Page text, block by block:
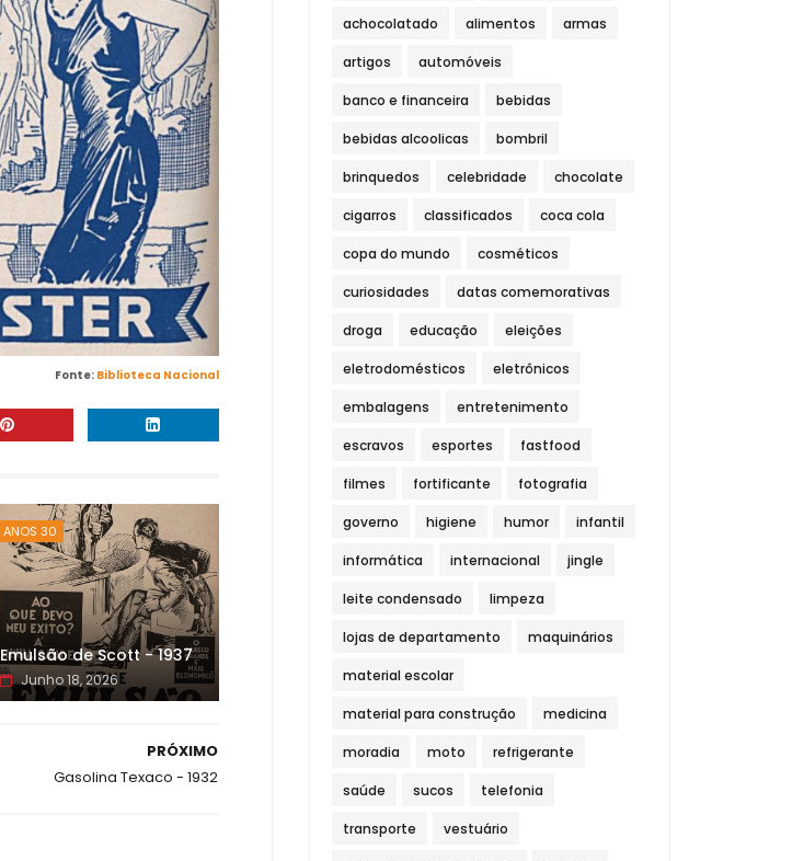
Fonte: Biblioteca Nacional
ANOS 30
Emulsão de Scott - 1937
Junho 18, 2026
PRÓXIMO
Gasolina Texaco - 1932
achocolatado alimentos armas
artigos automóveis
banco e financeira bebidas
bebidas alcoolicas bombril
brinquedos celebridade chocolate
cigarros classificados coca cola
copa do mundo cosméticos
curiosidades datas comemorativas
droga educação eleições
eletrodomésticos eletrônicos
embalagens entretenimento
escravos esportes fastfood
filmes fortificante fotografia
governo higiene humor infantil
informática internacional jingle
leite condensado limpeza
lojas de departamento maquinários
material escolar
material para construção medicina
moradia moto refrigerante
saúde sucos telefonia
transporte vestuário